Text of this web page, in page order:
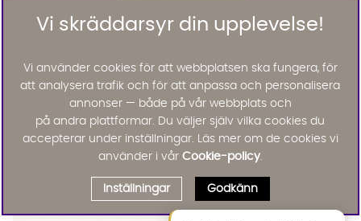
RIB Set Bambu 2-sits Bänk Brun Skinndyna Finns även i dessa
Cinas
RIB Set Bambu 2-sits Bänk Brun Skinndyna
Vi skräddarsyr din upplevelse!
Vi använder cookies för att webbplatsen ska fungera, för
att analysera trafik och för att anpassa och personalisera
annonser — både på vår webbplats och
på andra plattformar. Du väljer själv vilka cookies du
accepterar under inställningar. Läs mer om de cookies vi
använder i vår Cookie-policy.
Inställningar Godkänn